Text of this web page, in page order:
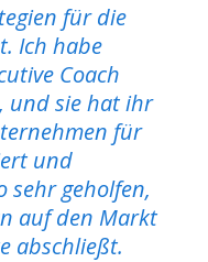
für die
Ich habe
Coach
und sie hat ihr
für
und
sehr geholfen,
auf den Markt
abschließt.